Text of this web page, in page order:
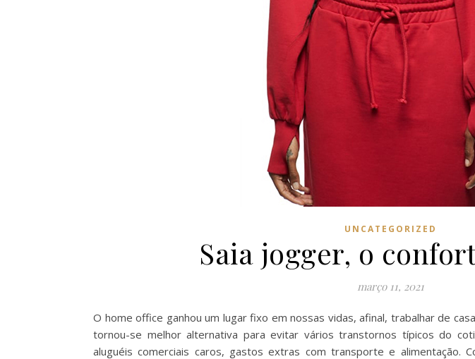
UNCATEGORIZED
Saia jogger, o
março 11, 2021
O home office ganhou um lugar fixo em nossas vidas, afinal, trabalhar de
tornou-se melhor alternativa para evitar vários transtornos típicos do
aluguéis comerciais caros, gastos extras com transporte e alimentação.